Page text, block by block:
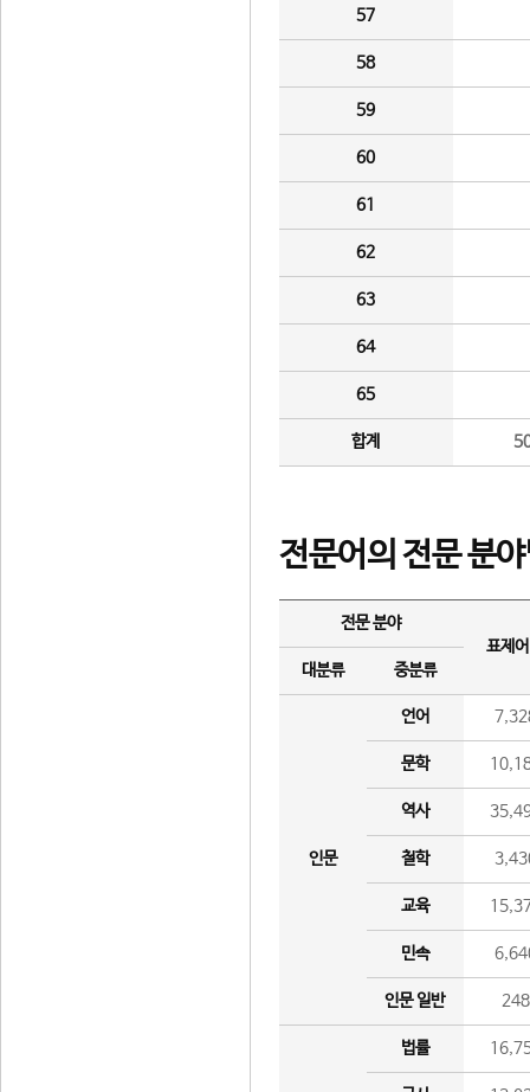
57
58
59
60
61
62
63
64
65
합계
전문어의 전문 분
전문 분야
표제
대분류
중분류
인문
언어
문학
역사
철학
교육
민속
인문 일반 248
법률